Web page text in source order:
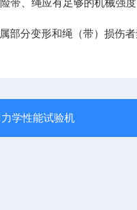
带、绳应有足够的机械强
部分变形和绳（带）损伤
学性能试验机